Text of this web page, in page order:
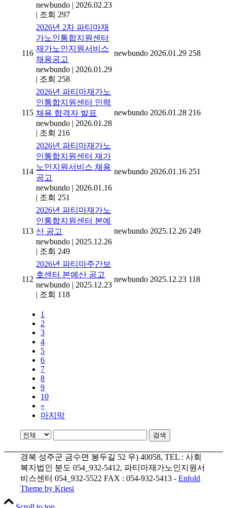
newbundo | 2026.02.23
| 조회 297
116
2026년 2차 파티마재
가노인통합지원센터
재가노인지원서비스
채용공고
newbundo | 2026.01.29
| 조회 258
newbundo 2026.01.29 258
115
2026년 파티마재가노
인통합지원센터 인력
채용 합격자 발표
newbundo | 2026.01.28
| 조회 216
newbundo 2026.01.28 216
114
2026년 파티마재가노
인통합지원센터 재가
노인지원서비스 채용
공고
newbundo | 2026.01.16
| 조회 251
newbundo 2026.01.16 251
113
2026년 파티마재가노
인통합지원센터 본예
산 공고
newbundo | 2025.12.26
| 조회 249
newbundo 2025.12.26 249
112
2026년 파티마주간보
호센터 본예산 공고
newbundo | 2025.12.23
| 조회 118
newbundo 2025.12.23 118
1
2
3
4
5
6
7
8
9
10
»
마지막
검색
경북 성주군 금수면 봉두길 52 우) 40058, TEL : 사회
복지법인 분도 054_932-5412, 파티마재가노인지원서
비스센터 054_932-5522 FAX : 054-932-5413 -Enfold
Theme by Kriesi